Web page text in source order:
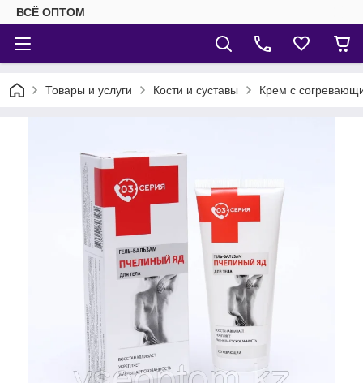
ВСЁ ОПТОМ
Товары и услуги Кости и суставы Крем с